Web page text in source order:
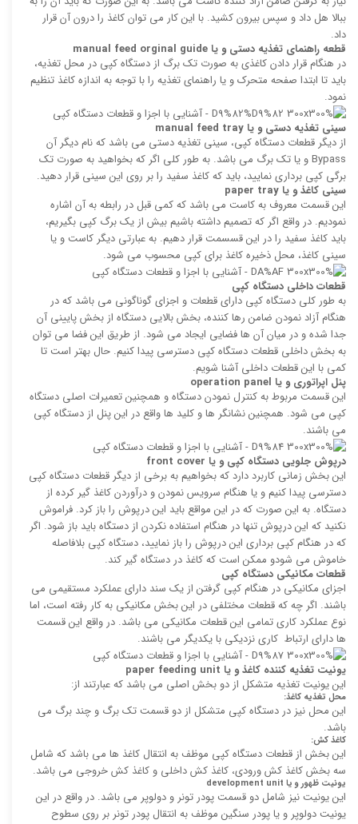
ببالا هل داد و سپس بیرون کشید. با این کار می توان کاغذ را درون آن قرار
داد.
قطعه راهنمای تغذیه دستی و یا manual feed orginal guide
در هنگام قرار دادن کاغذی به صورت تک برگ از دستگاه کپی در محل تغذیه،
باید تا ابتدا صفحه متحرک و یا راهنمای تغذیه را با توجه به اندازه کاغذ تنظیم
نمود.
سینی تغذیه دستی و یا manual feed tray
از دیگر قطعات دستگاه کپی، سینی تغذیه دستی می باشد که نام دیگر آن
Bypass و یا تک برگ می باشد. به طور کلی اگر که بخواهید به صورت تک
برگی کپی برداری نمایید، باید که کاغذ سفید را بر روی این سینی قرار دهید.
سینی کاغذ و یا paper tray
این قسمت معروف به کاست می باشد که کمی قبل در رابطه به آن اشاره
نمودیم. در واقع اگر که تصمیم داشته باشیم بیش از یک برگ کپی بگیریم،
باید کاغذ سفید را در این قسسمت قرار دهیم. به عبارتی دیگر کاست و یا
سینی کاغذ، محل ذخیره کاغذ برای کپی محسوب می شود.
قطعات داخلی دستگاه کپی
به طور کلی دستگاه کپی دارای قطعات و اجزای گوناگونی می باشد که در
هنگام آزاد نمودن ضامن رها کننده، بخش بالایی دستگاه از بخش پایینی آن
جدا شده و در میان آن ها فضایی ایجاد می شود. از طریق این فضا می توان
به بخش داخلی قطعات دستگاه کپی دسترسی پیدا کنیم. حال بهتر است تا
کمی با این قطعات داخلی آشنا شویم.
پنل اپراتوری و یا operation panel
این قسمت مربوط به کنترل نمودن دستگاه و همچنین تعمیرات اصلی دستگاه
کپی می شود. همچنین نشانگر ها و کلید ها واقع در این پنل از دستگاه کپی
می باشند.
درپوش جلویی دستگاه کپی و یا front cover
این بخش زمانی کاربرد دارد که بخواهیم به برخی از دیگر قطعات دستگاه کپی
دسترسی پیدا کنیم و یا هنگام سرویس نمودن و درآوردن کاغذ گیر کرده از
دستگاه. به این صورت که در این مواقع باید این درپوش را باز کرد. فراموش
نکنید که این درپوش تنها در هنگام استفاده نکردن از دستگاه باید باز شود. اگر
که در هنگام کپی برداری این درپوش را باز نمایید، دستگاه کپی بلافاصله
خاموش می شودو ممکن است که کاغذ در دستگاه گیر کند.
قطعات مکانیکی دستگاه کپی
اجزای مکانیکی در هنگام کپی گرفتن از یک سند دارای عملکرد مستقیمی می
باشند. اگر چه که قطعات مختلفی در این بخش مکانیکی به کار رفته است، اما
نوع عملکرد کاری تمامی این قطعات مکانیکی می باشد. در واقع این قسمت
ها دارای ارتباط کاری نزدیکی با یکدیگر می باشند.
یونیت تغذیه کننده کاغذ و یا paper feeding unit
این یونیت تغذیه متشکل از دو بخش اصلی می باشد که عبارتند از:
محل تغذیه کاغذ:
این محل نیز در دستگاه کپی متشکل از دو قسمت تک برگ و چند برگ می
باشد.
کاغذ کش:
این بخش از قطعات دستگاه کپی موظف به انتقال کاغذ ها می باشد که شامل
سه بخش کاغذ کش ورودی، کاغذ کش داخلی و کاغذ کش خروجی می باشد.
یونیت ظهور و یا development unit
این یونیت نیز شامل دو قسمت پودر تونر و دولوپر می باشد. در واقع در این
یونیت دولوپر و یا پودر سنگین موظف به انتقال پودر تونر بر روی سطوح